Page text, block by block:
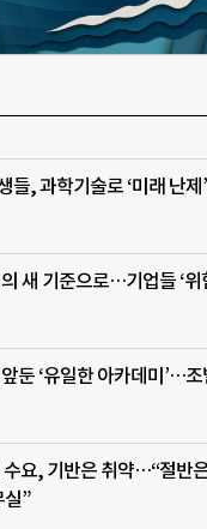
들, 과학기술로 ‘미래 난제
새 기준으로…기업들 ‘위
둔 ‘유일한 아카데미’…조
요, 기반은 취약…“절반
실”